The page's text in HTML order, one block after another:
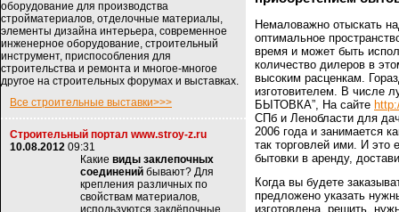
оборудование для производства
стройматериалов, отделочные материалы,
элементы дизайна интерьера, современное
инженерное оборудование, строительный
инструмент, приспособления для
строительства и ремонта и многое-многое
другое на строительных форумах и выставках.
Все строительные выставки>>>
Строительный портал www.stroy-z.ru
10.08.2012 09:31
Какие виды заклепочных
соединений бывают? Для
крепления различных по
свойствам материалов,
используются заклёпочные
Немаловажно отыскать
оптимальное
время и может быть
количество дилеров в
высоким расценкам.
изготовителем. В числе
БЫТОВКА”, На сайте
СПб и Ленобласти для
2006 года и занимается
так торговлей ими. И это
бытовки в аренду,
Когда вы будете
предложено указать
изготовлена, решить,